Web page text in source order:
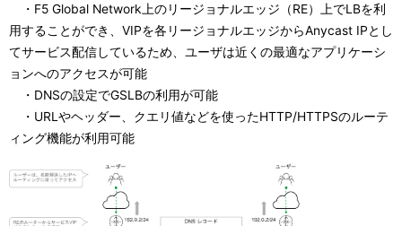
・F5 Global Network上のリージョナルエッジ（RE）上でLBを利
用することができ、VIPを各リージョナルエッジからAnycast IPとし
てサービス配信しているため、ユーザは近くの最適なアプリケーシ
ョンへのアクセスが可能
・DNSの設定でGSLBの利用が可能
・URLやヘッダー、クエリ値などを使ったHTTP/HTTPSのルーテ
ィング機能が利用可能